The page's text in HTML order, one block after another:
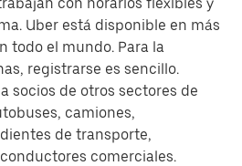
Uber está disponible en más
todo el mundo. Para la
registrarse es sencillo.
socios de otros sectores de
camiones,
de transporte,
comerciales.